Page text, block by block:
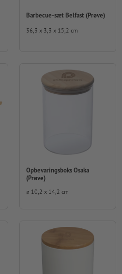
Barbecue-sæt Belfast (Prøve)
36,3 x 3,3 x 15,2 cm
Opbevaringsboks Osaka
(Prøve)
⌀ 10,2 x 14,2 cm